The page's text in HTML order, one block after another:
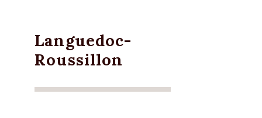
Languedoc-
Roussillon